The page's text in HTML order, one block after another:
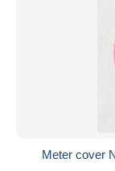
Meter cover